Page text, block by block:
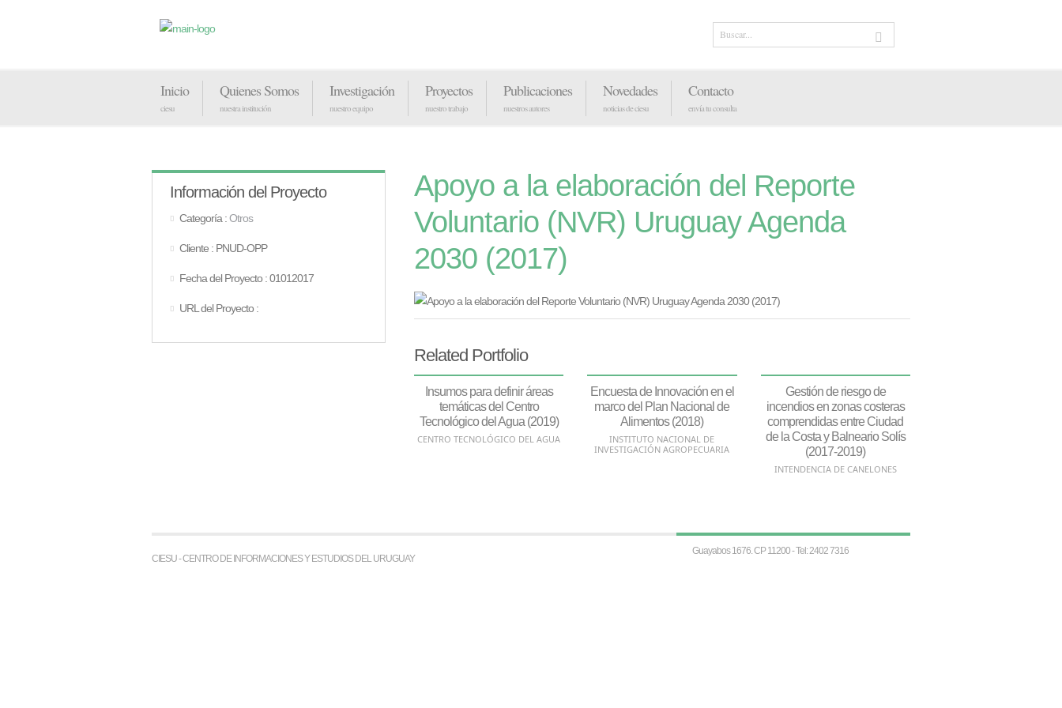
Inicio
ciesu
Quienes Somos
nuestra institución
Investigación
nuestro equipo
Proyectos
nuestro trabajo
Publicaciones
nuestros autores
Novedades
noticias de ciesu
Contacto
envía tu consulta
Información del Proyecto
Categoría :Otros
Cliente : PNUD-OPP
Fecha del Proyecto : 01012017
URL del Proyecto :
Apoyo a la elaboración del Reporte
Voluntario (NVR) Uruguay Agenda
2030 (2017)
Related Portfolio
Insumos para definir áreas
temáticas del Centro
Tecnológico del Agua (2019)
CENTRO TECNOLÓGICO DEL AGUA
Encuesta de Innovación en el
marco del Plan Nacional de
Alimentos (2018)
INSTITUTO NACIONAL DE
INVESTIGACIÓN AGROPECUARIA
Gestión de riesgo de
incendios en zonas costeras
comprendidas entre Ciudad
de la Costa y Balneario Solís
(2017-2019)
INTENDENCIA DE CANELONES
CIESU - CENTRO DE INFORMACIONES Y ESTUDIOS DEL URUGUAY